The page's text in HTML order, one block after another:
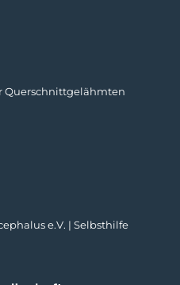
Quer­schnitt­ge­lähm­ten
e.V. | Selbs­thilfe